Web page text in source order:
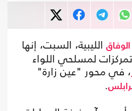
الليبية، السبت، إنها
لمسلحي اللواء
، في محور "عين زارة"
.